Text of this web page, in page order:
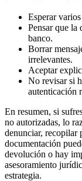
Esperar
Pensar que la
banco.
Borrar
irrelevantes.
Aceptar
No revisar si
autenticación
En resumen, si
no autorizadas, lo
denunciar, recopilar
documentación
devolución o hay
asesoramiento
estrategia.